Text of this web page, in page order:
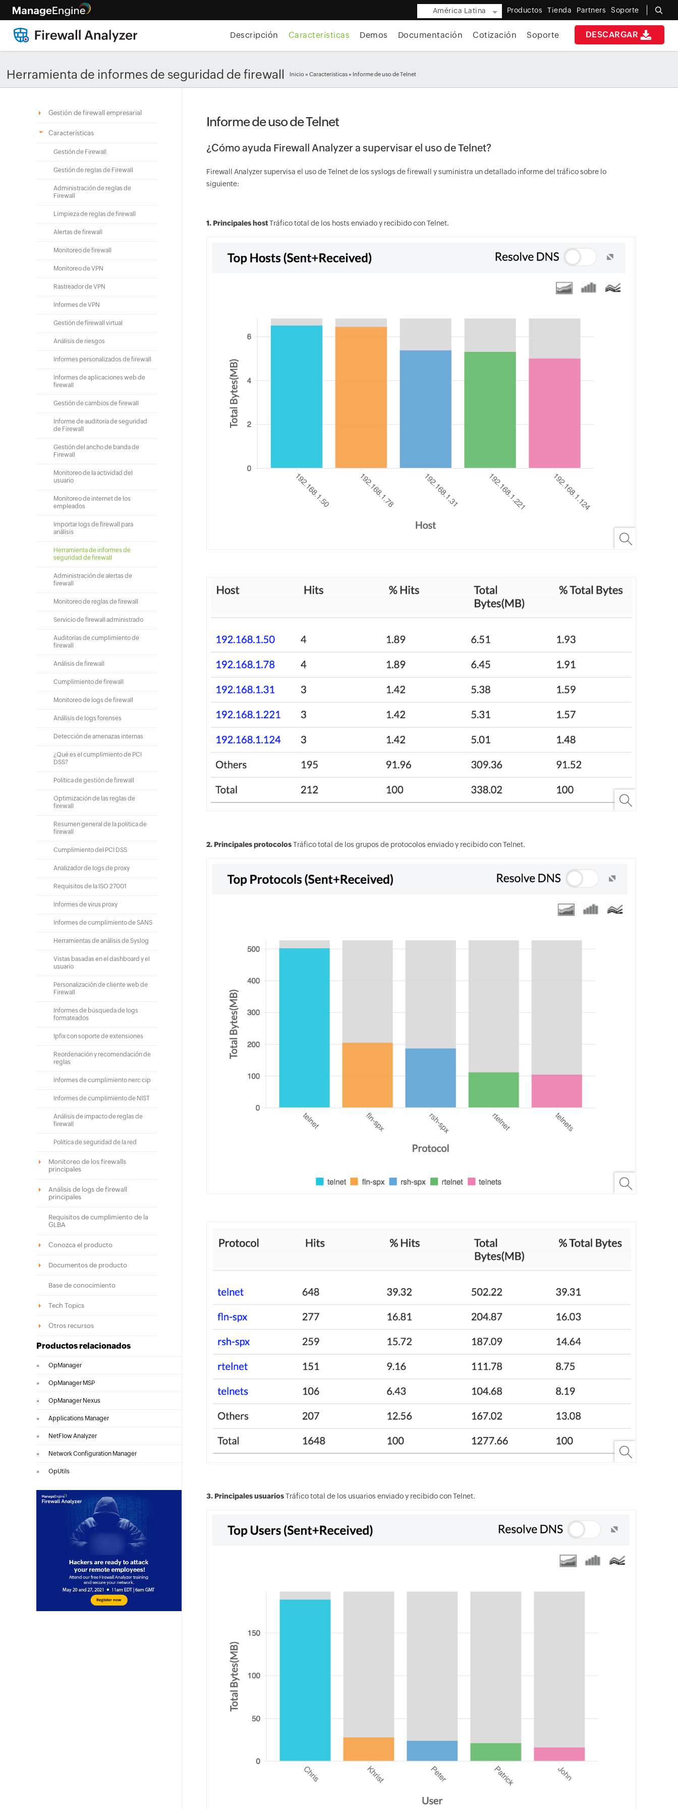
América Latina Productos Tienda Partners Soporte
DESCARGAR
Descripción Características Demos Documentación Cotización Soporte
Herramienta de informes de seguridad de firewall Inicio »Características » Informe de uso de Telnet
Gestión de firewall empresarial
Características
Gestión de Firewall
Gestión de reglas de Firewall
Administración de reglas de
Firewall
Limpieza de reglas de firewall
Alertas de firewall
Monitoreo de firewall
Monitoreo de VPN
Rastreador de VPN
Informes de VPN
Gestión de firewall virtual
Análisis de riesgos
Informes personalizados de firewall
Informes de aplicaciones web de
firewall
Gestión de cambios de firewall
Informe de auditoría de seguridad
de Firewall
Gestión del ancho de banda de
Firewall
Monitoreo de la actividad del
usuario
Monitoreo de internet de los
empleados
Importar logs de firewall para
análisis
Herramienta de informes de
seguridad de firewall
Administración de alertas de
firewall
Monitoreo de reglas de firewall
Servicio de firewall administrado
Auditorías de cumplimiento de
firewall
Análisis de firewall
Cumplimiento de firewall
Monitoreo de logs de firewall
Análisis de logs forenses
Detección de amenazas internas
¿Qué es el cumplimiento de PCI
DSS?
Política de gestión de firewall
Optimización de las reglas de
firewall
Resumen general de la política de
firewall
Cumplimiento del PCI DSS
Analizador de logs de proxy
Requisitos de la ISO 27001
Informes de virus proxy
Informes de cumplimiento de SANS
Herramientas de análisis de Syslog
Vistas basadas en el dashboard y el
usuario
Personalización de cliente web de
Firewall
Informes de búsqueda de logs
formateados
Ipfix con soporte de extensiones
Reordenación y recomendación de
reglas
Informes de cumplimiento nerc cip
Informes de cumplimiento de NIST
Análisis de impacto de reglas de
firewall
Política de seguridad de la red
Monitoreo de los firewalls
principales
Análisis de logs de firewall
principales
Requisitos de cumplimiento de la
GLBA
Conozca el producto
Documentos de producto
Base de conocimiento
Tech Topics
Otros recursos
Productos relacionados
» OpManager
» OpManager MSP
» OpManager Nexus
» Applications Manager
» NetFlow Analyzer
» Network Configuration Manager
» OpUtils
Informe de uso de Telnet
¿Cómo ayuda Firewall Analyzer a supervisar el uso de Telnet?
Firewall Analyzer supervisa el uso de Telnet de los syslogs de firewall y suministra un detallado informe del tráfico sobre lo
siguiente:
1. Principales hostTráfico total de los hosts enviado y recibido con Telnet.
2. Principales protocolosTráfico total de los grupos de protocolos enviado y recibido con Telnet.
3. Principales usuariosTráfico total de los usuarios enviado y recibido con Telnet.